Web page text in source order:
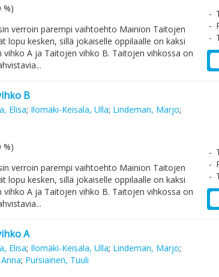
hinta
%)
verroin parempi vaihtoehto Mainion Taitojen
lopu kesken, sillä jokaiselle oppilaalle on kaksi
A ja Taitojen vihko B. Taitojen vihkossa on
B
Elisa; Ilomäki-Keisala, Ulla; Lindeman, Marjo;
hinta
%)
verroin parempi vaihtoehto Mainion Taitojen
lopu kesken, sillä jokaiselle oppilaalle on kaksi
A ja Taitojen vihko B. Taitojen vihkossa on
A
Elisa; Ilomäki-Keisala, Ulla; Lindeman, Marjo;
; Pursiainen, Tuuli